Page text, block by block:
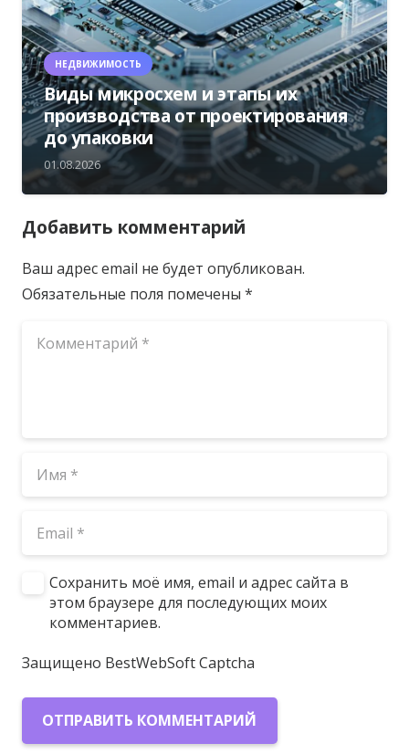
НЕДВИЖИМОСТЬ
Виды микросхем и этапы их
производства от проектирования
до упаковки
01.08.2026
Добавить комментарий
Ваш адрес email не будет опубликован.
Обязательные поля помечены *
Сохранить моё имя, email и адрес сайта в
этом браузере для последующих моих
комментариев.
Защищено BestWebSoft Captcha
ОТПРАВИТЬ КОММЕНТАРИЙ